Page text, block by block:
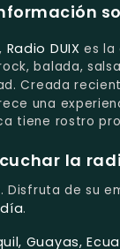
Radio DUIX es la
balada,
Creada
una
tiene rostro
la
de su
.
Guayas,